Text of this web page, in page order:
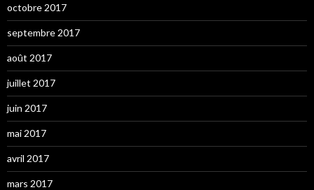
octobre 2017
septembre 2017
août 2017
juillet 2017
juin 2017
mai 2017
avril 2017
mars 2017